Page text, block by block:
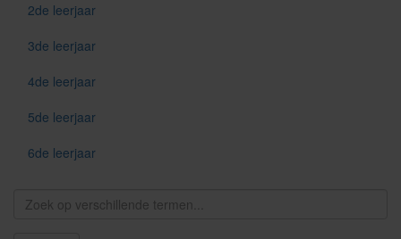
2de leerjaar
3de leerjaar
4de leerjaar
5de leerjaar
6de leerjaar